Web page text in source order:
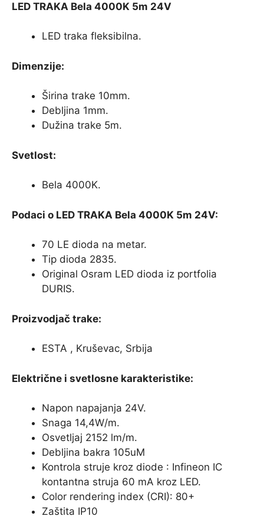
LED TRAKA Bela 4000K 5m 24V
LED traka fleksibilna.
Dimenzije:
Širina trake 10mm.
Debljina 1mm.
Dužina trake 5m.
Svetlost:
Bela 4000K.
Podaci o LED TRAKA Bela 4000K 5m 24V:
70 LE dioda na metar.
Tip dioda 2835.
Original Osram LED dioda iz portfolia
DURIS.
Proizvodjač trake:
ESTA , Kruševac, Srbija
Električne i svetlosne karakteristike:
Napon napajanja 24V.
Snaga 14,4W/m.
Osvetljaj 2152 lm/m.
Debljina bakra 105uM
Kontrola struje kroz diode : Infineon IC
kontantna struja 60 mA kroz LED.
Color rendering index (CRI): 80+
Zaštita IP10